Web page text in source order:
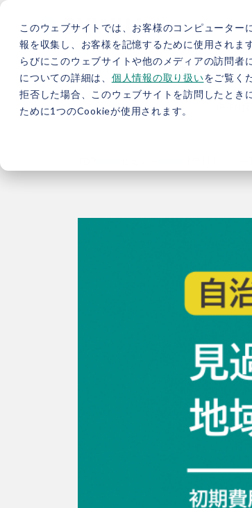
このウェブサイトでは、お客様のコンピュータ
報を収集し、お客様を記憶するために使用されま
らびにこのウェブサイトや他のメディアの訪問
についての詳細は、 個人情報の取り扱いをご覧く
拒否した場合、このウェブサイトを訪問したとき
ために1つのCookieが使用されます。
5分で分かるバイウィル カーボンニュート